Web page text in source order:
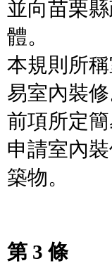
並向苗栗
體。
本規則所
易室內裝修
前項所定
申請室內
築物。
第 3 條